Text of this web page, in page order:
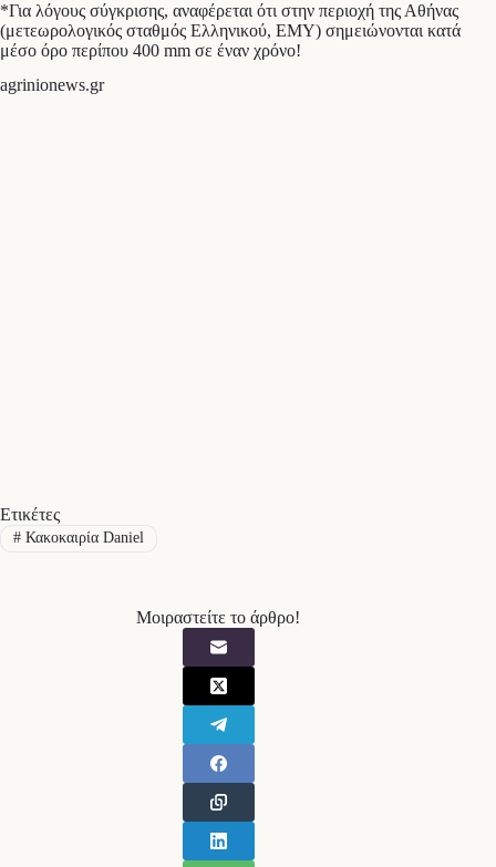
*Για λόγους σύγκρισης, αναφέρεται ότι στην περιοχή της Αθήνας
(μετεωρολογικός σταθμός Ελληνικού, ΕΜΥ) σημειώνονται κατά
μέσο όρο περίπου 400 mm σε έναν χρόνο!
agrinionews.gr
Ετικέτες
#Κακοκαιρία Daniel
Μοιραστείτε το άρθρο!